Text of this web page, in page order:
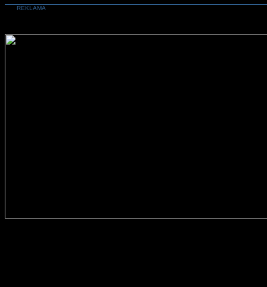
REKLAMA